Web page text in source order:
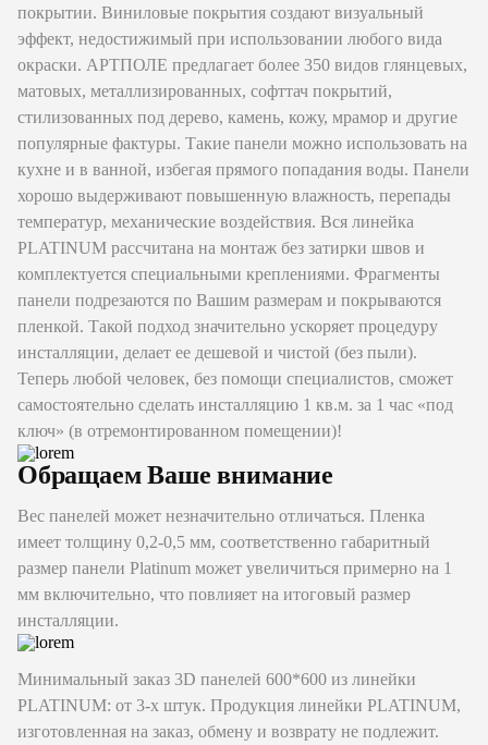
покрытии. Виниловые покрытия создают визуальный
эффект, недостижимый при использовании любого вида
окраски. АРТПОЛЕ предлагает более 350 видов глянцевых,
матовых, металлизированных, софттач покрытий,
стилизованных под дерево, камень, кожу, мрамор и другие
популярные фактуры. Такие панели можно использовать на
кухне и в ванной, избегая прямого попадания воды. Панели
хорошо выдерживают повышенную влажность, перепады
температур, механические воздействия. Вся линейка
PLATINUM рассчитана на монтаж без затирки швов и
комплектуется специальными креплениями. Фрагменты
панели подрезаются по Вашим размерам и покрываются
пленкой. Такой подход значительно ускоряет процедуру
инсталляции, делает ее дешевой и чистой (без пыли).
Теперь любой человек, без помощи специалистов, сможет
самостоятельно сделать инсталляцию 1 кв.м. за 1 час «под
ключ» (в отремонтированном помещении)!
Обращаем Ваше внимание
Вес панелей может незначительно отличаться. Пленка
имеет толщину 0,2-0,5 мм, соответственно габаритный
размер панели Platinum может увеличиться примерно на 1
мм включительно, что повлияет на итоговый размер
инсталляции.
Минимальный заказ 3D панелей 600*600 из линейки
PLATINUM: от 3-х штук. Продукция линейки PLATINUM,
изготовленная на заказ, обмену и возврату не подлежит.